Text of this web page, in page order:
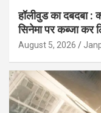
हॉलीवुड का दबदबा :
सिनेमा पर कब्जा कर
August 5, 2026